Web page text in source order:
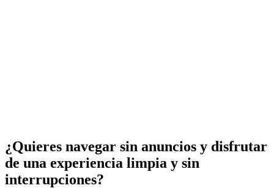
¿Quieres navegar sin anuncios y disfrutar
de una experiencia limpia y sin
interrupciones?